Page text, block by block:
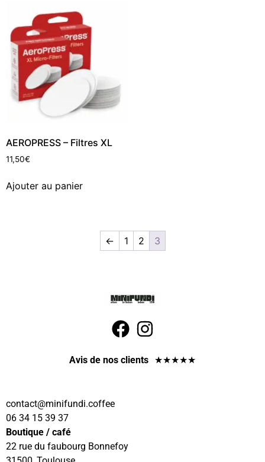
AEROPRESS – Filtres XL
11,50€
Ajouter au panier
← 1 2 3
Avis de nos clients ★★★★★
eeffoc.idnufinim
@tcatnoc
06 34 15 39 37
Boutique / café
22 rue du faubourg Bonnefoy